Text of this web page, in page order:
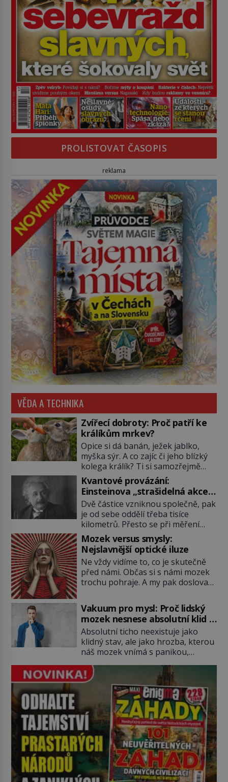
PROLISTOVAT ČASOPIS
reklama
VĚDA A TECHNIKA
Zvířecí dobroty: Proč patří ke
králíkům mrkev?
Opice si dá banán, ježek jablko,
myška sýr. A co zajíc či jeho blízký
kolega králík? Ti si samozřejmě
pochutnají na mrkvi! Proč jsou
podobné představy o potravě
zvířat často spíš mýty? Pokud máte
doma králíka, mrkev mu dát
můžete. A nejspíš mu i bude
chutnat, ovšem měl by ji mít jen
jako občasný pamlsek. […]
Kvantové provázání:
Einsteinova „strašidelná akce
na dálku“ dál mate i fascinuje
vědce
Dvě částice vzniknou společně, pak
je od sebe oddělí třeba tisíce
kilometrů. Přesto se při měření
chovají, jako by mezi nimi
existovalo neviditelné pouto. Albert
Einstein tomu s jistou dávkou
ironie říká „strašidelná akce na
dálku“ a dlouhá desetiletí věří, že
musí existovat jednodušší
však ukazují, že kvantový svět
funguje jinak, než […]
Mozek versus smysly:
Nejslavnější optické iluze
Ne vždy vidíme to, co je skutečně
před námi. Občas si s námi mozek
trochu pohraje. A my pak doslova
vznikají ty nejpodivnější optické
iluze? Soustřeď se na to hlavní!
TROXLERŮV EFEKT Náš mozek
zvládne zpracovat hodně informací.
Všechny na světě ale nikoliv, musí
si vybírat! Jak to dělá? Když se […]
Vakuum pro mysl: Proč lidský
mozek nesnese absolutní klid a
začne si vymýšlet horory
Absolutní ticho neexistuje jako
klidný stav, ale jako hrozba, kterou
náš mozek vnímá s panikou,
začne okamžitě produkovat vlastní
děsivé iluze. Představte si místnost,
kde zmizí veškerý šum světa. Žádné
auta, žádný šepot, nic. Místo
vytoužené oázy klidu však
okamžitě nastoupí hluboké
znepokojení. Lidská mysl je totiž
evolučně nastavena na neustálý
[…]